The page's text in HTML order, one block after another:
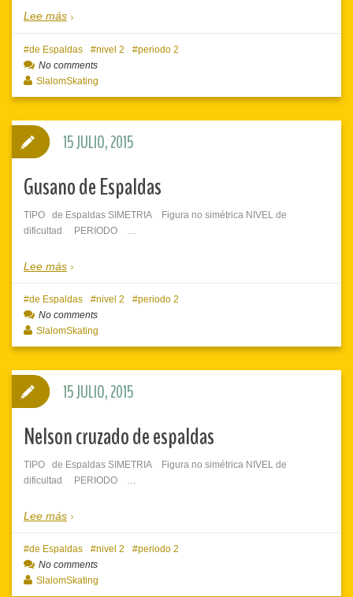
Lee más
de Espaldas nivel 2
periodo 2
No comments
SlalomSkating
Gusano de Espaldas
TIPO de Espaldas SIMETRIA Figura no simétrica NIVEL de
dificultad PERIODO …
Lee más
15 JULIO, 2015
de Espaldas nivel 2
periodo 2
No comments
SlalomSkating
Nelson cruzado de espaldas
TIPO de Espaldas SIMETRIA Figura no simétrica NIVEL de
dificultad PERIODO …
Lee más
15 JULIO, 2015
de Espaldas nivel 2
periodo 2
No comments
SlalomSkating